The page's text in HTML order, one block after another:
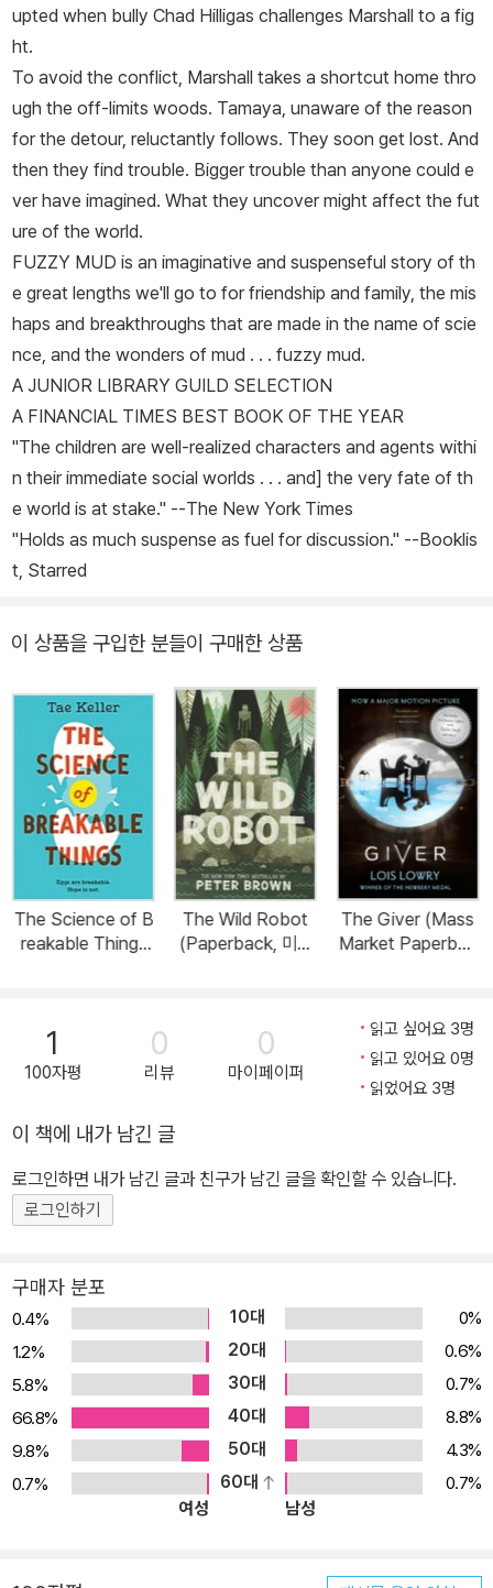
upted when bully Chad Hilligas challenges Marshall to a fig
ht.
To avoid the conflict, Marshall takes a shortcut home thro
ugh the off-limits woods. Tamaya, unaware of the reason
for the detour, reluctantly follows. They soon get lost. And
then they find trouble. Bigger trouble than anyone could e
ver have imagined. What they uncover might affect the fut
ure of the world.
FUZZY MUD is an imaginative and suspenseful story of th
e great lengths we'll go to for friendship and family, the mis
haps and breakthroughs that are made in the name of scie
nce, and the wonders of mud . . . fuzzy mud.
A JUNIOR LIBRARY GUILD SELECTION
A FINANCIAL TIMES BEST BOOK OF THE YEAR
"The children are well-realized characters and agents withi
n their immediate social worlds . . . and] the very fate of th
e world is at stake." --The New York Times
"Holds as much suspense as fuel for discussion." --Booklis
t, Starred
이 상품을 구입한 분들이 구매한 상품
The Science of B
reakable Things
The Wild Robot
(Paperback, 미국
The Giver (Mass
Market Paperbac
1
100자평
0
리뷰
0
마이페이퍼
읽고 싶어요 3명
읽고 있어요 0명
읽었어요 3명
이 책에 내가 남긴 글
로그인하면 내가 남긴 글과 친구가 남긴 글을 확인할 수 있습니다.
로그인하기
구매자 분포
0.4% 10대
0%
1.2%
20대
0.6%
5.8%
30대
0.7%
66.8%
40대
8.8%
9.8%
50대
4.3%
0.7%
60대
0.7%
여성
남성